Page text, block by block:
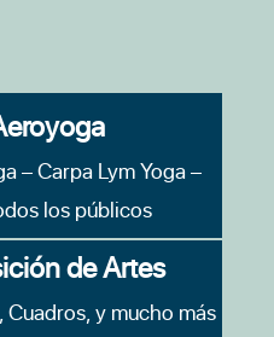
– Carpa Lym Yoga –
los públicos
de Artes
Cuadros, y mucho más